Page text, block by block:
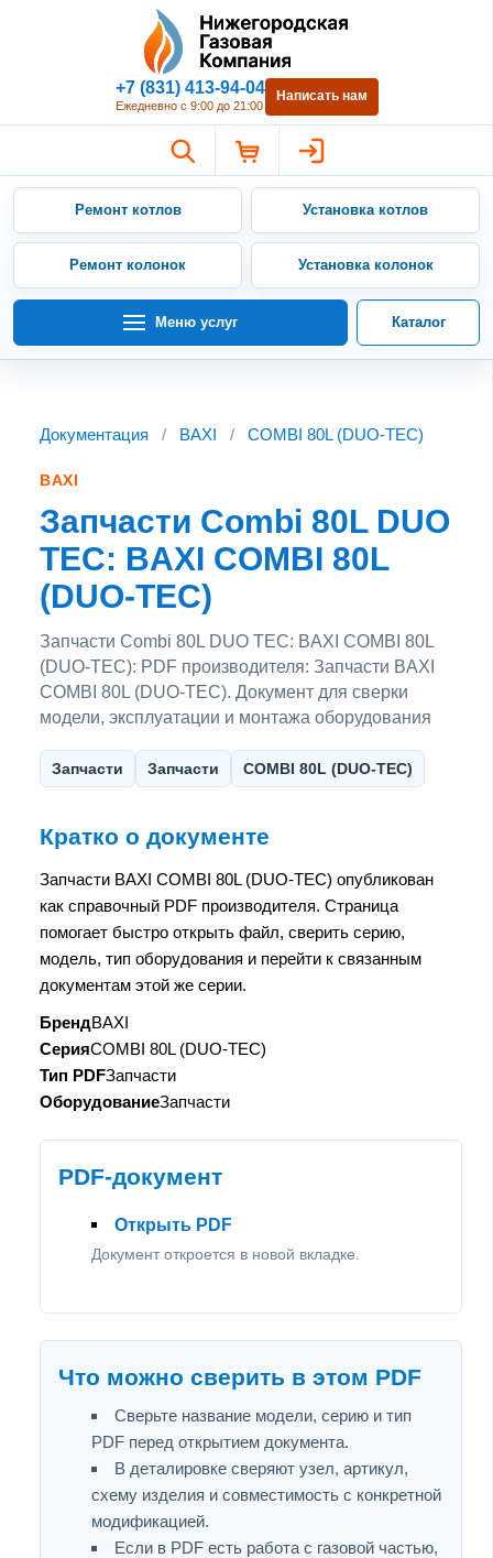
Нижегородская Газовая
+7 (831) 413-94-04
Ежедневно с 9:00 до 21:00
Написать нам
Ремонт котлов Установка котлов
Ремонт колонок Установка колонок
Меню услуг Каталог
Документация / BAXI / COMBI 80L (DUO-TEC)
BAXI
Запчасти Combi 80L DUO
TEC: BAXI COMBI 80L
(DUO-TEC)
Запчасти Combi 80L DUO TEC: BAXI COMBI 80L
(DUO-TEC): PDF производителя: Запчасти BAXI
COMBI 80L (DUO-TEC). Документ для сверки
модели, эксплуатации и монтажа оборудования
Запчасти Запчасти COMBI 80L (DUO-TEC)
Кратко о документе
Запчасти BAXI COMBI 80L (DUO-TEC) опубликован
как справочный PDF производителя. Страница
помогает быстро открыть файл, сверить серию,
модель, тип оборудования и перейти к связанным
документам этой же серии.
БрендBAXI
СерияCOMBI 80L (DUO-TEC)
Тип PDFЗапчасти
ОборудованиеЗапчасти
PDF-документ
Открыть PDF
Документ откроется в новой вкладке.
Что можно сверить в этом PDF
Сверьте название модели, серию и тип
PDF перед открытием документа.
В деталировке сверяют узел, артикул,
схему изделия и совместимость с конкретной
модификацией.
Если в PDF есть работа с газовой частью,